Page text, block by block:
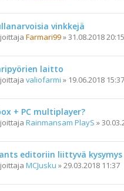
vinkkejä
Farmari99»31.08.2018 20:15
laitto
valiofarmi » 19.06.2018 15:37
+ PC multiplayer?
Rainmansam PlayS »
editoriin liittyvä kysymys
MCJusku »29.03.2018 11:37